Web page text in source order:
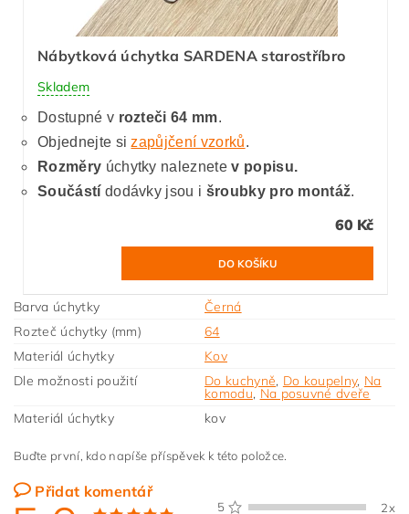
Nábytková úchytka SARDENA starostříbro
Skladem
Dostupné v rozteči 64 mm.
Objednejte sizapůjčení vzorků.
Rozměry úchytky naleznetev popisu.
Součástí dodávky jsou i šroubky pro montáž.
60 Kč
Barva úchytky
Černá
Rozteč úchytky (mm)
64
Materiál úchytky
Kov
Dle možnosti použití
Do kuchyně, Do koupelny, Na
komodu, Na posuvné dveře
Materiál úchytky
kov
Buďte první, kdo napíše příspěvek k této položce.
Přidat komentář
5
2x